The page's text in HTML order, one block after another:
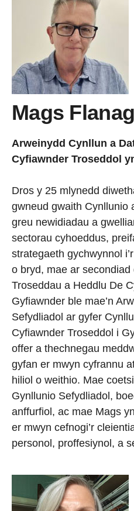
Mags
Arweinydd Cynllun a
Cyfiawnder Troseddol
Dros y 25 mlynedd
gwneud gwaith Cynllunio
greu newidiadau a
sectorau cyhoeddus,
strategaeth gychwynnol
o bryd, mae ar secondiad
Troseddau a Heddlu De
Gyfiawnder ble mae’n
Sefydliadol ar gyfer
Cyfiawnder Troseddol i
offer a thechnegau
gyfan er mwyn cyfrannu
hiliol o weithio. Mae
Gynllunio Sefydliadol,
anffurfiol, ac mae Mags
er mwyn cefnogi’r
personol, proffesiynol, a